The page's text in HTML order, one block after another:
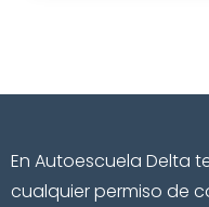
En Autoescuela Delta
cualquier permiso de